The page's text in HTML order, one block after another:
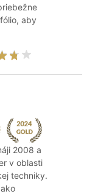
aby
2008 a
v oblasti
techniky.